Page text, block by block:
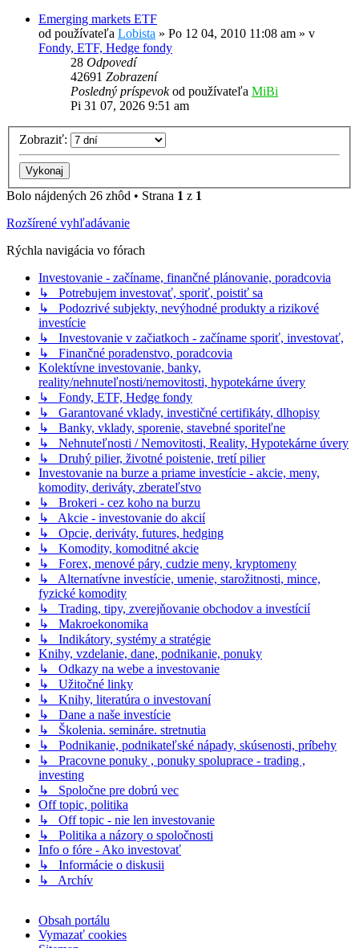
Emerging markets ETF
od používateľa Lobista » Po 12 04, 2010 11:08 am » v
Fondy, ETF, Hedge fondy
28 Odpovedí
42691 Zobrazení
Posledný príspevokod používateľa MiBi
Pi 31 07, 2026 9:51 am
Zobraziť:
Bolo nájdených 26 zhôd • Strana 1 z 1
Rozšírené vyhľadávanie
Rýchla navigácia vo fórach
Investovanie - začíname, finančné plánovanie, poradcovia
↳ Potrebujem investovať, sporiť, poistiť sa
↳ Podozrivé subjekty, nevýhodné produkty a rizikové
investície
↳ Investovanie v začiatkoch - začíname sporiť, investovať,
↳ Finančné poradenstvo, poradcovia
Kolektívne investovanie, banky,
reality/nehnuteľnosti/nemovitosti, hypotekárne úvery
↳ Fondy, ETF, Hedge fondy
↳ Garantované vklady, investičné certifikáty, dlhopisy
↳ Banky, vklady, sporenie, stavebné sporiteľne
↳ Nehnuteľnosti / Nemovitosti, Reality, Hypotekárne úvery
↳ Druhý pilier, životné poistenie, tretí pilier
Investovanie na burze a priame investície - akcie, meny,
komodity, deriváty, zberateľstvo
↳ Brokeri - cez koho na burzu
↳ Akcie - investovanie do akcií
↳ Opcie, deriváty, futures, hedging
↳ Komodity, komoditné akcie
↳ Forex, menové páry, cudzie meny, kryptomeny
↳ Alternatívne investície, umenie, starožitnosti, mince,
fyzické komodity
↳ Trading, tipy, zverejňovanie obchodov a investícií
↳ Makroekonomika
↳ Indikátory, systémy a stratégie
Knihy, vzdelanie, dane, podnikanie, ponuky
↳ Odkazy na webe a investovanie
↳ Užitočné linky
↳ Knihy, literatúra o investovaní
↳ Dane a naše investície
↳ Školenia. semináre. stretnutia
↳ Podnikanie, podnikateľské nápady, skúsenosti, príbehy
↳ Pracovne ponuky , ponuky spoluprace - trading ,
investing
↳ Spoločne pre dobrú vec
Off topic, politika
↳ Off topic - nie len investovanie
↳ Politika a názory o spoločnosti
Info o fóre - Ako investovať
↳ Informácie o diskusii
↳ Archív
Obsah portálu
Vymazať cookies